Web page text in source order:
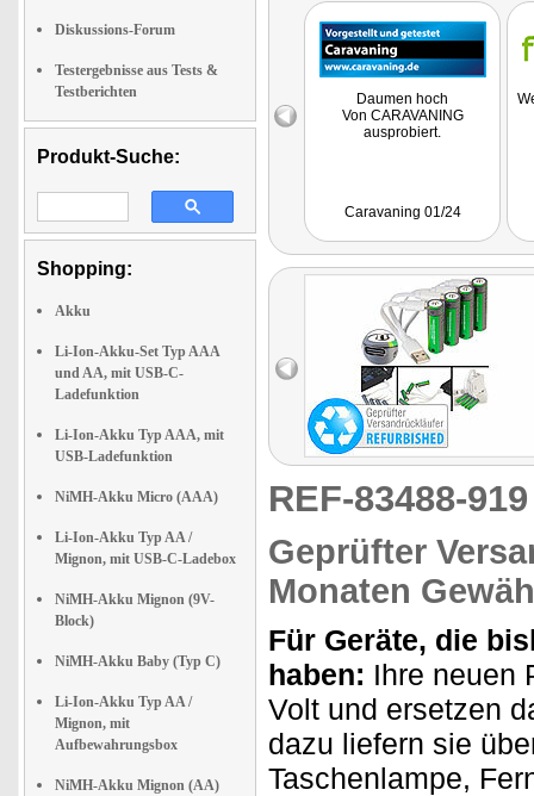
Diskussions-Forum
Testergebnisse aus Tests &
Testberichten
Produkt-Suche:
Shopping:
Akku
Li-Ion-Akku-Set Typ AAA
und AA, mit USB-C-
Ladefunktion
Li-Ion-Akku Typ AAA, mit
USB-Ladefunktion
NiMH-Akku Micro (AAA)
Li-Ion-Akku Typ AA /
Mignon, mit USB-C-Ladebox
NiMH-Akku Mignon (9V-
Block)
NiMH-Akku Baby (Typ C)
Li-Ion-Akku Typ AA /
Mignon, mit
Aufbewahrungsbox
NiMH-Akku Mignon (AA)
Daumen hoch
Von CARAVANING
ausprobiert.
Caravaning 01/24
REF-83488-
Geprüfter
Monaten
Für Geräte, die
haben: Ihre neuen
Volt und ersetzen
dazu liefern sie
Taschenlampe,